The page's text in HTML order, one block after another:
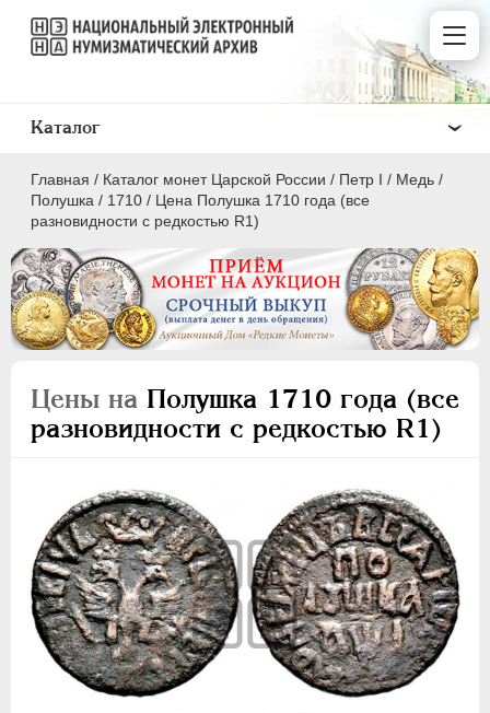
Главная / Каталог монет Царской России / Пeтр I / Медь /
Полушка / 1710 / Цена Полушка 1710 года (все
разновидности с редкостью R1)
Цены на Полушка 1710 года (все
разновидности с редкостью R1)
Каталог
ПEТР I 1699 - 1725
Серебро
Медь
1 копейка
Денга
Полушка
Полполушки
Пробные
Для Речи Посполитой
Монетовидные жетоны